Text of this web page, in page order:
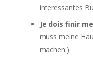
interessantes
Je dois finir
muss meine
machen.)